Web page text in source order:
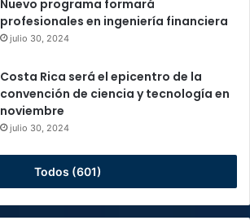
Nuevo programa formará
profesionales en ingeniería financiera
julio 30, 2024
Costa Rica será el epicentro de la
convención de ciencia y tecnología en
noviembre
julio 30, 2024
Todos (601)